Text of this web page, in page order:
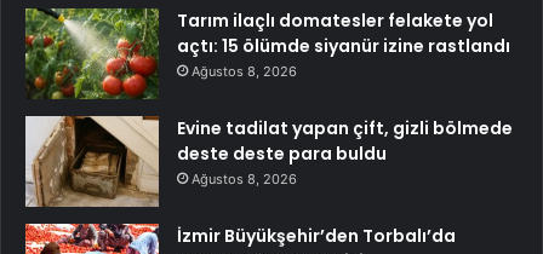
Tarım ilaçlı domatesler felakete yol
açtı: 15 ölümde siyanür izine rastlandı
Ağustos 8, 2026
Evine tadilat yapan çift, gizli bölmede
deste deste para buldu
Ağustos 8, 2026
İzmir Büyükşehir’den Torbalı’da